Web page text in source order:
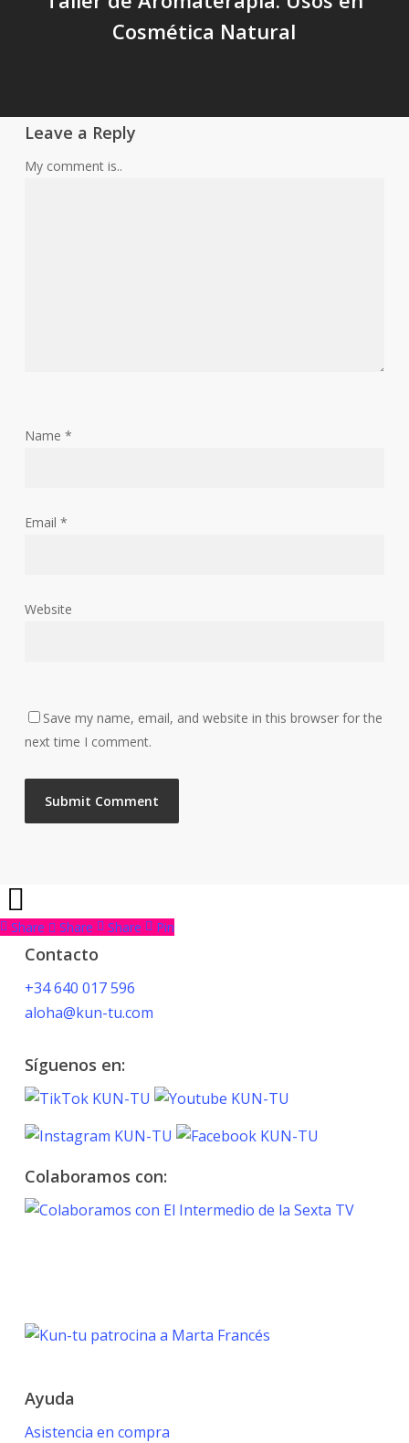
Cosmética Natural
Leave a Reply
My comment is..
Name *
Email *
Website
Save my name, email, and website in this browser for the
next time I comment.
Share Share Share Pin
Contacto
+34 640 017 596
aloha@kun-tu.com
Síguenos en:
Colaboramos con:
Ayuda
Asistencia en compra